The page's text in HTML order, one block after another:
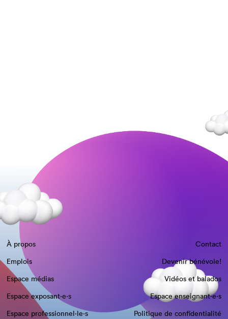
À propos
Contact
Emplois
Devenir bénévole!
Espace médias
Vidéos et balados
Espace exposant·e⋅s
Espace enseignant·e⋅s
Espace professionnel·le⋅s
Politique de confidentialité